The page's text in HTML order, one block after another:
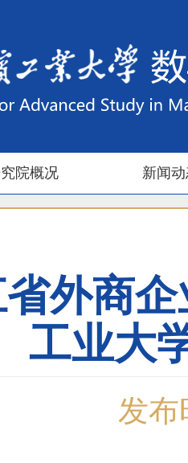
院概况 新闻
外商
工业大
发布